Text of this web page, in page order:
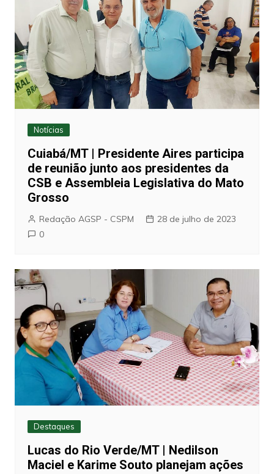
Notícias
Cuiabá/MT | Presidente Aires participa
de reunião junto aos presidentes da
CSB e Assembleia Legislativa do Mato
Grosso
Redação AGSP - CSPM
28 de julho de 2023
0
Destaques
Lucas do Rio Verde/MT | Nedilson
Maciel e Karime Souto planejam ações